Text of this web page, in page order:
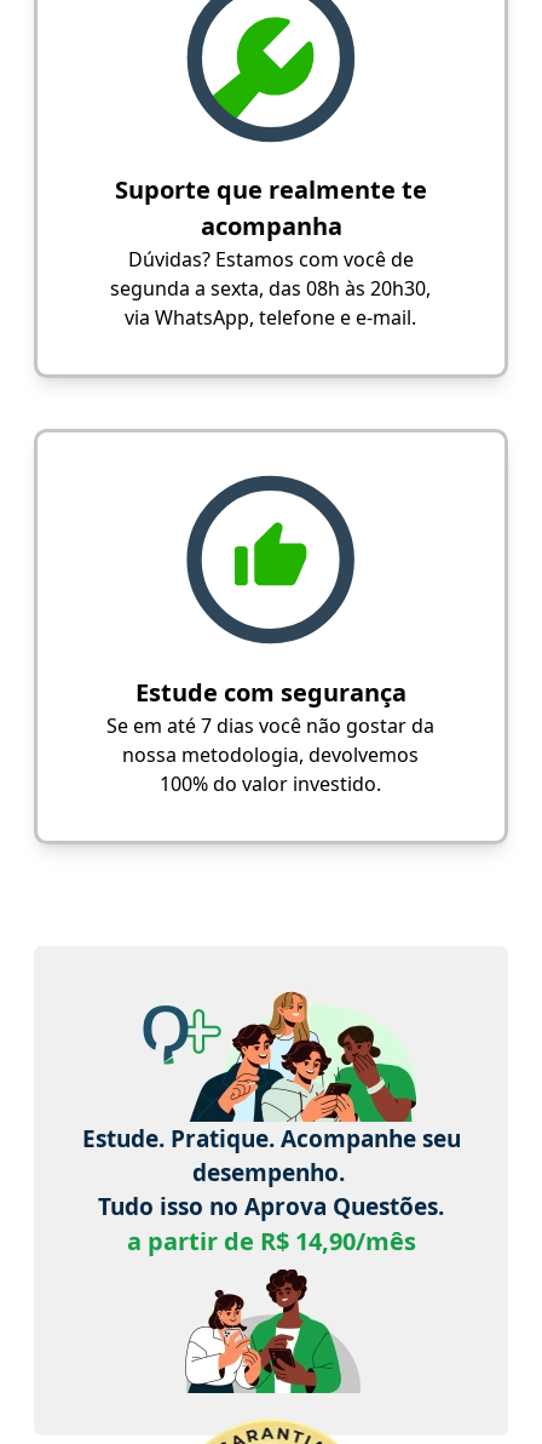
Suporte que realmente te
acompanha
Dúvidas? Estamos com você de
segunda a sexta, das 08h às 20h30,
via WhatsApp, telefone e e-mail.
Estude com segurança
Se em até 7 dias você não gostar da
nossa metodologia, devolvemos
100% do valor investido.
Estude. Pratique. Acompanhe seu
desempenho.
Tudo isso no Aprova Questões.
a partir de R$ 14,90/mês